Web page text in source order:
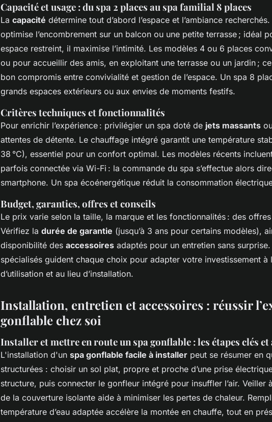
Capacité et usage : du spa 2 places au spa familial 8 places
La capacité détermine tout d’abord l’espace et l’ambiance
optimise l’encombrement sur un balcon ou une petite terrasse ; idéal
espace restreint, il maximise l’intimité. Les modèles 4 ou 6 places
ou pour accueillir des amis, en exploitant une terrasse ou un jardin ;
bon compromis entre convivialité et gestion de l’espace. Un spa 8
grands espaces extérieurs ou aux envies de moments festifs.
Critères techniques et fonctionnalités
Pour enrichir l’expérience : privilégier un spa doté de jets massants
attentes de détente. Le chauffage intégré garantit une température
38 °C), essentiel pour un confort optimal. Les modèles récents
parfois connectée via Wi-Fi : la commande du spa s’effectue alors
smartphone. Un spa écoénergétique réduit la consommation
Budget, garanties, offres et conseils
Le prix varie selon la taille, la marque et les fonctionnalités : des
Vérifiez la durée de garantie (jusqu’à 3 ans pour certains modèles),
disponibilité des accessoires adaptés pour un entretien sans
spécialisés guident chaque choix pour adapter votre investissement à
d’utilisation et au lieu d’installation.
Installation, entretien et accessoires : réussir
gonflable chez soi
Installer et mettre en route un spa gonflable : les étapes clés et
L'installation d'un spa gonflable facile à installer peut se résumer en
structurées : choisir un sol plat, propre et proche d’une prise
structure, puis connecter le gonfleur intégré pour insuffler l’air. Veiller
de la couverture isolante aide à minimiser les pertes de chaleur.
température d’eau adaptée accélère la montée en chauffe, tout en